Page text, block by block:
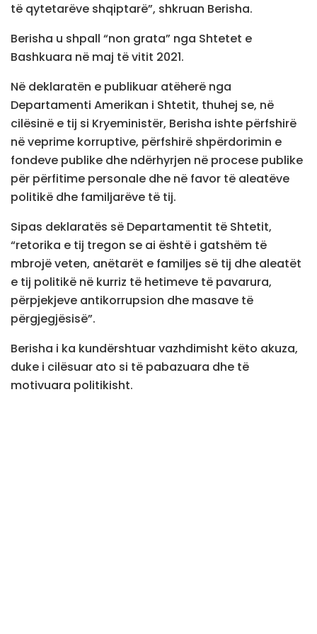
të qytetarëve shqiptarë”, shkruan Berisha.
Berisha u shpall “non grata” nga Shtetet e
Bashkuara në maj të vitit 2021.
Në deklaratën e publikuar atëherë nga
Departamenti Amerikan i Shtetit, thuhej se, në
cilësinë e tij si Kryeministër, Berisha ishte përfshirë
në veprime korruptive, përfshirë shpërdorimin e
fondeve publike dhe ndërhyrjen në procese publike
për përfitime personale dhe në favor të aleatëve
politikë dhe familjarëve të tij.
Sipas deklaratës së Departamentit të Shtetit,
“retorika e tij tregon se ai është i gatshëm të
mbrojë veten, anëtarët e familjes së tij dhe aleatët
e tij politikë në kurriz të hetimeve të pavarura,
përpjekjeve antikorrupsion dhe masave të
përgjegjësisë”.
Berisha i ka kundërshtuar vazhdimisht këto akuza,
duke i cilësuar ato si të pabazuara dhe të
motivuara politikisht.